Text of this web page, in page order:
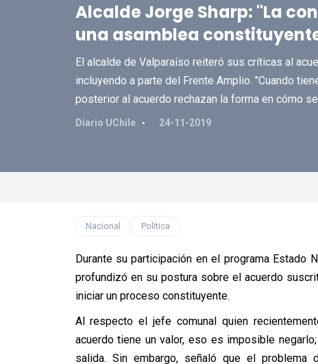
Alcalde Jorge Sharp: "La
una asamblea
El alcalde de Valparaíso reiteró sus críticas al
incluyendo a parte del Frente Amplio. "Cuando
posterior al acuerdo rechazan la forma en cómo
Diario UChile 24-11-2019
Nacional Política
Durante su participación en el programa Estado
profundizó en su postura sobre el acuerdo
iniciar un proceso constituyente.
Al respecto el jefe comunal quien
acuerdo tiene un valor, eso es imposible
salida. Sin embargo, señaló que el